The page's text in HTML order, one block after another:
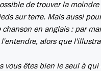
de trouver la
sur terre. Mais aussi
en anglais : par
alors que
vous êtes bien le seul à